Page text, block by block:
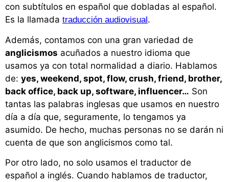
con subtítulos en español que dobladas al español.
Es la llamada traducción audiovisual .
Además, contamos con una gran variedad de
anglicismos acuñados a nuestro idioma que
usamos ya con total normalidad a diario. Hablamos
de: yes, weekend, spot, flow, crush, friend, brother,
back office, back up, software, influencer… Son
tantas las palabras inglesas que usamos en nuestro
día a día que, seguramente, lo tengamos ya
asumido. De hecho, muchas personas no se darán ni
cuenta de que son anglicismos como tal.
Por otro lado, no solo usamos el traductor de
español a inglés. Cuando hablamos de traductor,